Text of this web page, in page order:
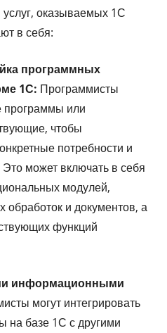
оказываемых 1С
в себя:
программных
1С: Программисты
программы или
чтобы
потребности и
Это может включать в себя
модулей,
обработок и документов, а
функций
информационными
могут интегрировать
на базе 1С с другими